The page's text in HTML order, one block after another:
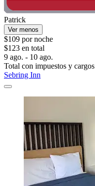
Patrick
Ver menos
$109 por noche
$123 en total
9 ago. - 10 ago.
Total con impuestos y cargos
Sebring Inn